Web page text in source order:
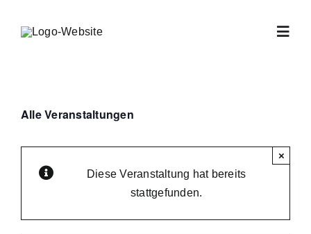
Inhalt
Offene Ateliers
Alle Veranstaltungen
Diese Veranstaltung hat bereits
stattgefunden.
×